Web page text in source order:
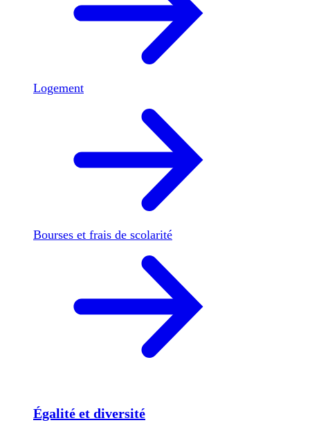
Logement
Bourses et frais de scolarité
Égalité et diversité